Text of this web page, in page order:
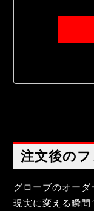
注文後の
グローブのオー
現実に変える瞬間